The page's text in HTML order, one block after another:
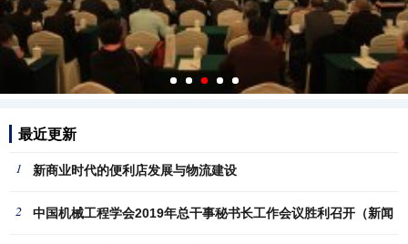
最近更新
1 新商业时代的便利店发展与物流建设
2 中国机械工程学会2019年总干事秘书长工作会议胜利召开（新闻